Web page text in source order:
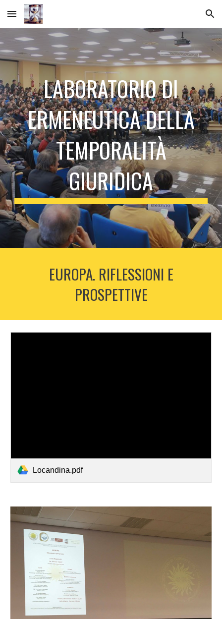
Skip to main content Skip to navigation
LABORATORIO DI
ERMENEUTICA DELLA
TEMPORALITÀ
GIURIDICA
EUROPA. RIFLESSIONI E
PROSPETTIVE
Locandina.pdf